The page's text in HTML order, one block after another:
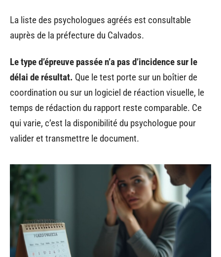
La liste des psychologues agréés est consultable
auprès de la préfecture du Calvados.
Le type d’épreuve passée n’a pas d’incidence sur le
délai de résultat. Que le test porte sur un boîtier de
coordination ou sur un logiciel de réaction visuelle, le
temps de rédaction du rapport reste comparable. Ce
qui varie, c’est la disponibilité du psychologue pour
valider et transmettre le document.